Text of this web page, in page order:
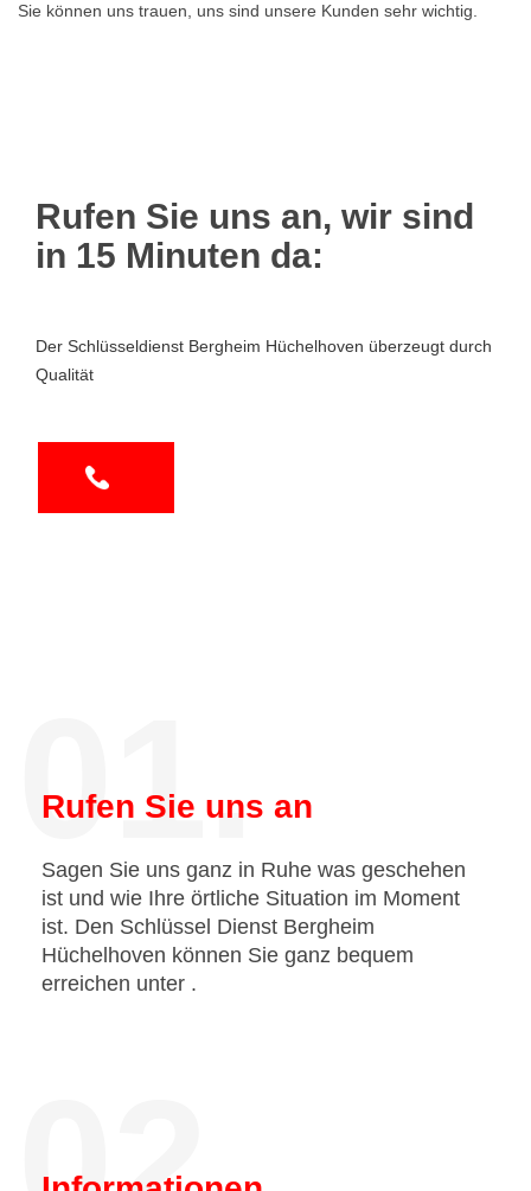
Sie können uns trauen, uns sind unsere Kunden sehr wichtig.
Rufen Sie uns an, wir sind
in 15 Minuten da:
Der Schlüsseldienst Bergheim Hüchelhoven überzeugt durch
Qualität
01.
Rufen Sie uns an
Sagen Sie uns ganz in Ruhe was geschehen
ist und wie Ihre örtliche Situation im Moment
ist. Den Schlüssel Dienst Bergheim
Hüchelhoven können Sie ganz bequem
erreichen unter .